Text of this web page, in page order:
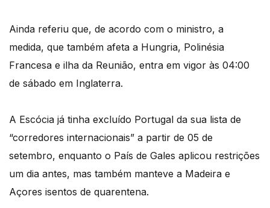
Ainda referiu que, de acordo com o ministro, a
medida, que também afeta a Hungria, Polinésia
Francesa e ilha da Reunião, entra em vigor às 04:00
de sábado em Inglaterra.
A Escócia já tinha excluído Portugal da sua lista de
“corredores internacionais” a partir de 05 de
setembro, enquanto o País de Gales aplicou restrições
um dia antes, mas também manteve a Madeira e
Açores isentos de quarentena.